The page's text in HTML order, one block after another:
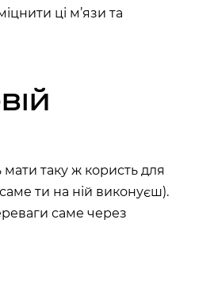
ці м’язи та
мати таку ж користь для
саме ти на ній виконуєш).
саме через